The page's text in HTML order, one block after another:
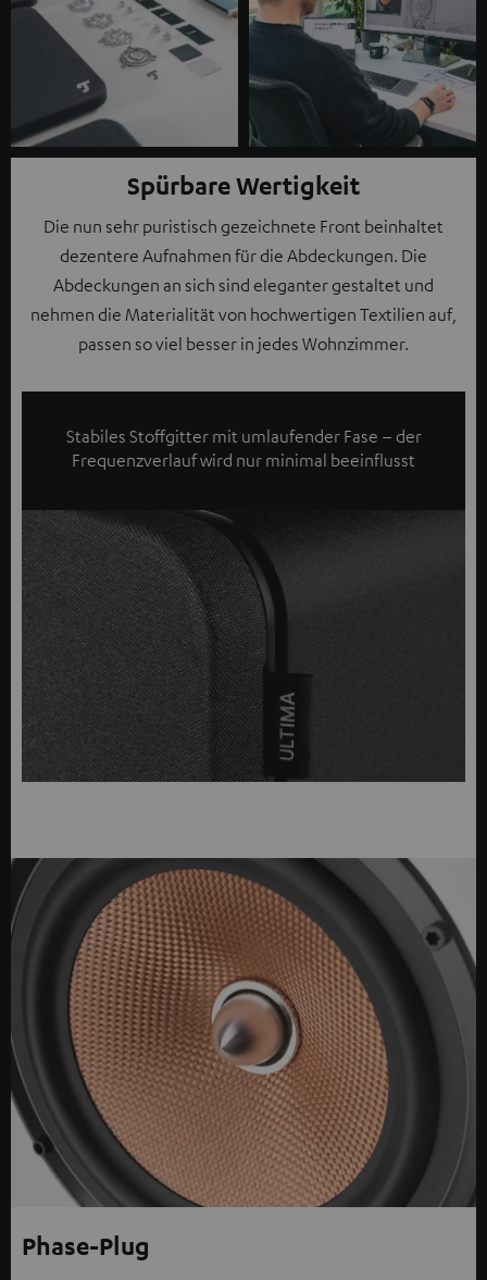
Spürbare Wertigkeit
Die nun sehr puristisch gezeichnete Front beinhaltet
dezentere Aufnahmen für die Abdeckungen. Die
Abdeckungen an sich sind eleganter gestaltet und
nehmen die Materialität von hochwertigen Textilien auf,
passen so viel besser in jedes Wohnzimmer.
Stabiles Stoffgitter mit umlaufender Fase – der
Frequenzverlauf wird nur minimal beeinflusst
Phase-Plug